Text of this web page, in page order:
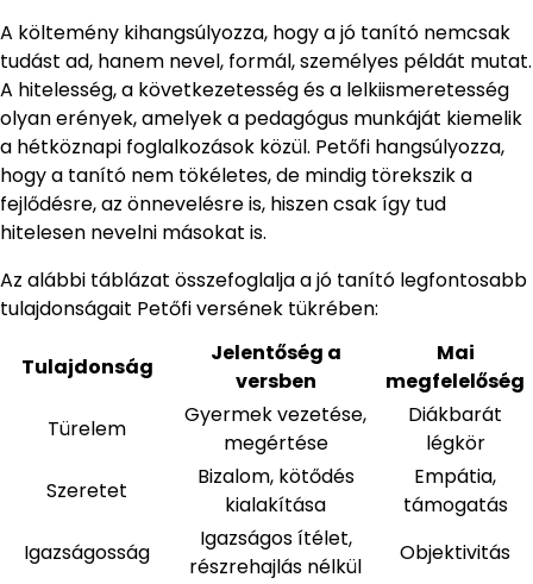
A költemény kihangsúlyozza, hogy a jó tanító nemcsak
tudást ad, hanem nevel, formál, személyes példát mutat.
A hitelesség, a következetesség és a lelkiismeretesség
olyan erények, amelyek a pedagógus munkáját kiemelik
a hétköznapi foglalkozások közül. Petőfi hangsúlyozza,
hogy a tanító nem tökéletes, de mindig törekszik a
fejlődésre, az önnevelésre is, hiszen csak így tud
hitelesen nevelni másokat is.
Az alábbi táblázat összefoglalja a jó tanító legfontosabb
tulajdonságait Petőfi versének tükrében:
Tulajdonság
Jelentőség a
versben
Mai
megfelelőség
Türelem
Gyermek vezetése,
megértése
Diákbarát
légkör
Szeretet
Bizalom, kötődés
kialakítása
Empátia,
támogatás
Igazságosság
Igazságos ítélet,
részrehajlás nélkül
Objektivitás